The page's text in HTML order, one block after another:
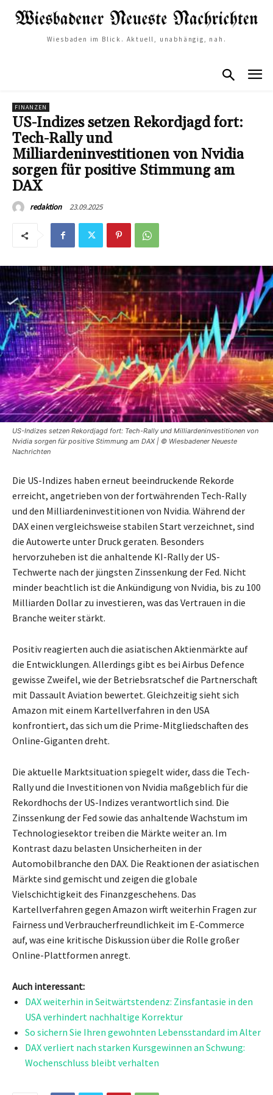
Wiesbaden im Blick. Aktuell, unabhängig, nah.
FINANZEN
US-Indizes setzen Rekordjagd fort:
Tech-Rally und
Milliardeninvestitionen von Nvidia
sorgen für positive Stimmung am
DAX
redaktion 23.09.2025
US-Indizes setzen Rekordjagd fort: Tech-Rally und Milliardeninvestitionen von
Nvidia sorgen für positive Stimmung am DAX | © Wiesbadener Neueste
Nachrichten
Die US-Indizes haben erneut beeindruckende Rekorde
erreicht, angetrieben von der fortwährenden Tech-Rally
und den Milliardeninvestitionen von Nvidia. Während der
DAX einen vergleichsweise stabilen Start verzeichnet, sind
die Autowerte unter Druck geraten. Besonders
hervorzuheben ist die anhaltende KI-Rally der US-
Techwerte nach der jüngsten Zinssenkung der Fed. Nicht
minder beachtlich ist die Ankündigung von Nvidia, bis zu 100
Milliarden Dollar zu investieren, was das Vertrauen in die
Branche weiter stärkt.
Positiv reagierten auch die asiatischen Aktienmärkte auf
die Entwicklungen. Allerdings gibt es bei Airbus Defence
gewisse Zweifel, wie der Betriebsratschef die Partnerschaft
mit Dassault Aviation bewertet. Gleichzeitig sieht sich
Amazon mit einem Kartellverfahren in den USA
konfrontiert, das sich um die Prime-Mitgliedschaften des
Online-Giganten dreht.
Die aktuelle Marktsituation spiegelt wider, dass die Tech-
Rally und die Investitionen von Nvidia maßgeblich für die
Rekordhochs der US-Indizes verantwortlich sind. Die
Zinssenkung der Fed sowie das anhaltende Wachstum im
Technologiesektor treiben die Märkte weiter an. Im
Kontrast dazu belasten Unsicherheiten in der
Automobilbranche den DAX. Die Reaktionen der asiatischen
Märkte sind gemischt und zeigen die globale
Vielschichtigkeit des Finanzgeschehens. Das
Kartellverfahren gegen Amazon wirft weiterhin Fragen zur
Fairness und Verbraucherfreundlichkeit im E-Commerce
auf, was eine kritische Diskussion über die Rolle großer
Online-Plattformen anregt.
Auch interessant:
DAX weiterhin in Seitwärtstendenz: Zinsfantasie in den
USA verhindert nachhaltige Korrektur
So sichern Sie Ihren gewohnten Lebensstandard im Alter
DAX verliert nach starken Kursgewinnen an Schwung:
Wochenschluss bleibt verhalten